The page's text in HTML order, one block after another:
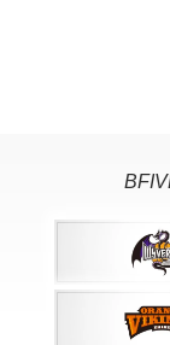
■納期につい
詳しくは
身幅
パン